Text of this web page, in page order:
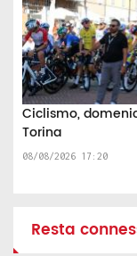
Ciclismo,
Torina
08/08/2026 17:20
Resta